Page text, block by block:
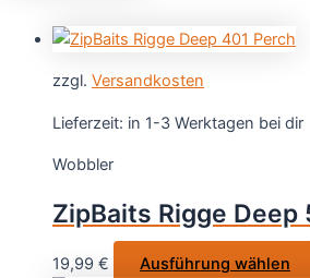
zzgl. Versandkosten
Lieferzeit: in 1-3 Werktagen bei dir
Wobbler
ZipBaits Rigge Deep
19,99 € Ausführung wählen